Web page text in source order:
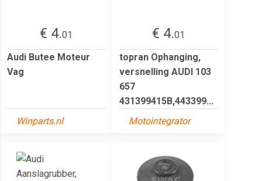
€ 4.01
Audi Butee Moteur
Vag
Winparts.nl
€ 4.01
topran Ophanging,
versnelling AUDI 103
657
431399415B,443399...
Motointegrator